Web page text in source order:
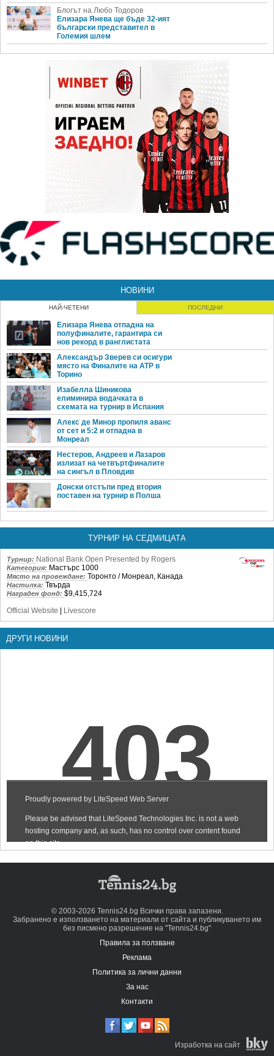
Блогът на Любо Тодоров
Елизара Янева ще бъде 32-ият
български представител в
Големия шлем
НОВИНИ
НАЙ-ЧЕТЕНИ ПОСЛЕДНИ
Елизара Янева отпадна на
полуфиналите, гарантира си
нов рекорд в ранглистата
Александър Зверев си осигури
място на Финалите на ATP в
Торино
Изабелла Шиникова
елиминира водачката в
схемата на турнир в Испания
Алекс де Минор пропиля аванс
от сет и 5:2 и отпадна в
Монреал
Нестеров, Андреев и Лазаров
излизат на четвъртфиналите
на сингъл в Пловдив
Донски отстъпи пред втория
поставен на турнир в Полша
ТУРНИР НА СЕДМИЦАТА
Турнир: National Bank Open Presented by Rogers
Категория: Мастърс 1000
Място на провеждане: Торонто / Монреал, Канада
Настилка: Твърда
Награден фонд: $9,415,724
Official Website | Livescore
ДРУГИ НОВИНИ
© 2003-2026 Tennis24.bg Всички права запазени.
Забранено е използването на материали от сайта и публикуването им
без писмено разрешение на "Tennis24.bg"
Правила за ползване
Реклама
Политика за лични данни
За нас
Контакти
Изработка на сайт